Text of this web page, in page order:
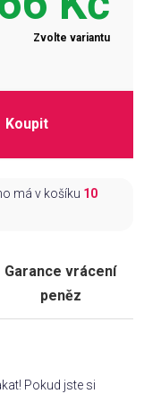
Zvolte variantu
Koupit
má v košíku 10
Garance vrácení
peněz
Pokud jste si